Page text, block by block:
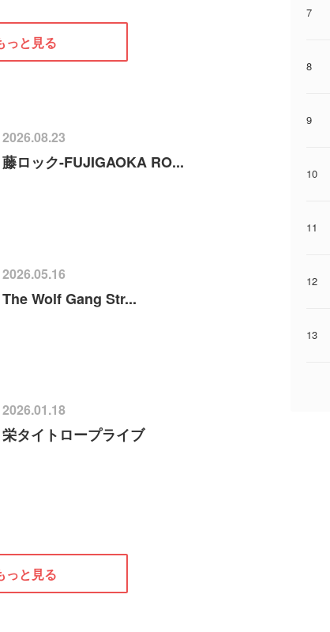
っと見る
2026.08.23
藤ロック-FUJIGAOKA RO...
2026.05.16
The Wolf Gang Str...
2026.01.18
栄タイトロープライブ
っと見る
7
8
9
10
11
12
13